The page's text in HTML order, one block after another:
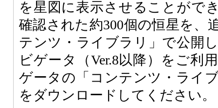
を星図に表示させることがで
確認された約300個の恒星を、
テンツ・ライブラリ」で公開
ビゲータ（Ver.8以降）をご利
ゲータの「コンテンツ・ライ
をダウンロードしてください。